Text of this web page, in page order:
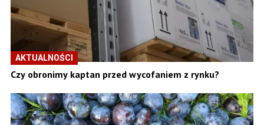
AKTUALNOŚCI
Czy obronimy kaptan przed wycofaniem z rynku?